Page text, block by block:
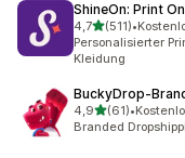
ShineOn: Print
4,7von 5 Sternen
(511)
511 Rezensionen
•
Personalisierter
Kleidung
4,9von 5 Sternen
(61)
61 Rezensionen
•
Branded